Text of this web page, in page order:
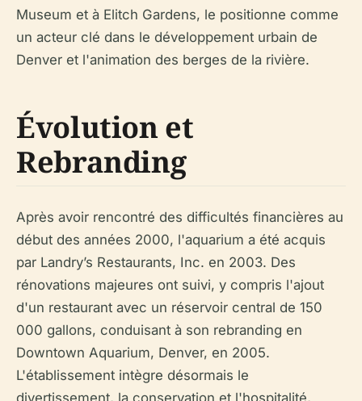
Museum et à Elitch Gardens, le positionne comme
un acteur clé dans le développement urbain de
Denver et l'animation des berges de la rivière.
Évolution et
Rebranding
Après avoir rencontré des difficultés financières au
début des années 2000, l'aquarium a été acquis
par Landry’s Restaurants, Inc. en 2003. Des
rénovations majeures ont suivi, y compris l'ajout
d'un restaurant avec un réservoir central de 150
000 gallons, conduisant à son rebranding en
Downtown Aquarium, Denver, en 2005.
L'établissement intègre désormais le
divertissement, la conservation et l'hospitalité,